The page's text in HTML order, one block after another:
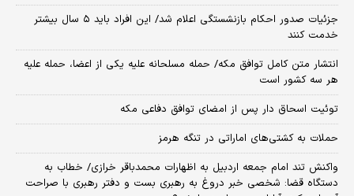
جزئیات صدور احکام بازنشستگی اعلام شد/ این افراد باید ۵ سال بیشتر
خدمت کنند
انتشار متن کامل توافق مکه/ حمله مسلحانه علیه یکی از اعضا، حمله علیه
هر سه کشور است
توئیت اسحاق دار پس از امضای توافق دفاعی مکه
حملات به کشتی‌های اماراتی در تنگه هرمز
واکنش تند امام جمعه اردبیل به اظهارات محمدباقر خرازی/ خطاب به
دستگاه قضا: شخصی خبر دروغ به رهبری بست و دفتر رهبری با صراحت